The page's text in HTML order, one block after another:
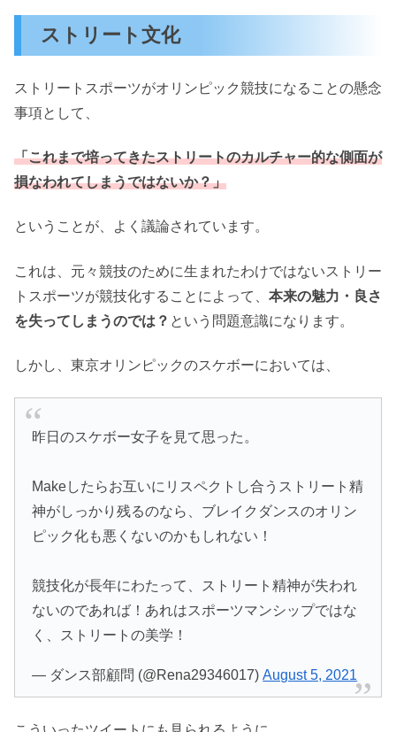
ストリート文化
ストリートスポーツがオリンピック競技になることの懸念
事項として、
「これまで培ってきたストリートのカルチャー的な側面が
損なわれてしまうではないか？」
ということが、よく議論されています。
これは、元々競技のために生まれたわけではないストリー
トスポーツが競技化することによって、 本来の魅力・良さ
を失ってしまうのでは？ という問題意識になります。
しかし、東京オリンピックのスケボーにおいては、
昨日のスケボー女子を見て思った。
Makeしたらお互いにリスペクトし合うストリート精
神がしっかり残るのなら、ブレイクダンスのオリン
ピック化も悪くないのかもしれない！
競技化が長年にわたって、ストリート精神が失われ
ないのであれば！あれはスポーツマンシップではな
く、ストリートの美学！
— ダンス部顧問 (@Rena29346017)August 5, 2021